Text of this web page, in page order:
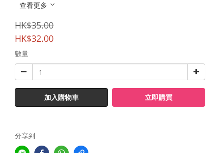
查看更多
HK$35.00
HK$32.00
數量
加入購物車 立即購買
分享到